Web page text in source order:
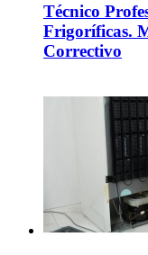
Técnico
Frigoríficas.
Correctivo